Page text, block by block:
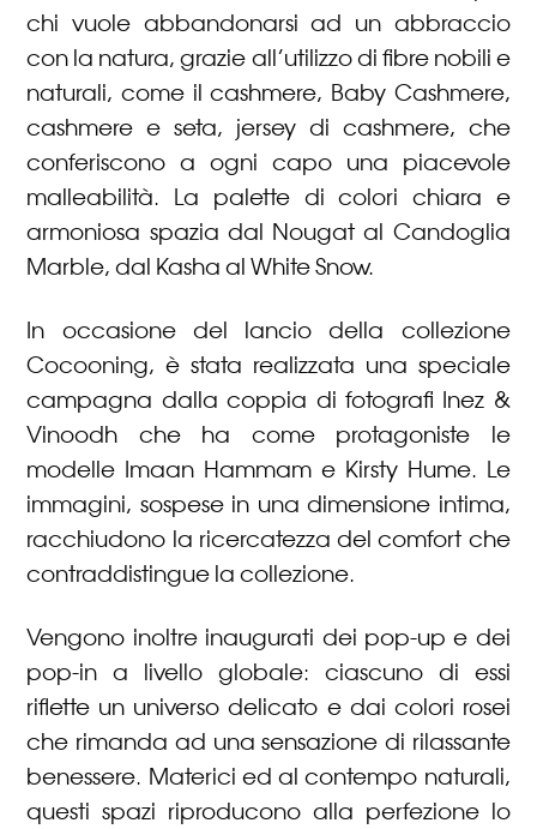
chi vuole abbandonarsi ad un abbraccio
con la natura, grazie all’utilizzo di fibre nobili e
naturali, come il cashmere, Baby Cashmere,
cashmere e seta, jersey di cashmere, che
conferiscono a ogni capo una piacevole
malleabilità. La palette di colori chiara e
armoniosa spazia dal Nougat al Candoglia
Marble, dal Kasha al White Snow.
In occasione del lancio della collezione
Cocooning, è stata realizzata una speciale
campagna dalla coppia di fotografi Inez &
Vinoodh che ha come protagoniste le
modelle Imaan Hammam e Kirsty Hume. Le
immagini, sospese in una dimensione intima,
racchiudono la ricercatezza del comfort che
contraddistingue la collezione.
Vengono inoltre inaugurati dei pop-up e dei
pop-in a livello globale: ciascuno di essi
riflette un universo delicato e dai colori rosei
che rimanda ad una sensazione di rilassante
benessere. Materici ed al contempo naturali,
questi spazi riproducono alla perfezione lo